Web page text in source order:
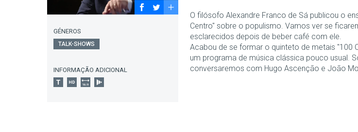
GÉNEROS
TALK-SHOWS
INFORMAÇÃO ADICIONAL
O filósofo Alexandre Franco de Sá publicou o
Centro" sobre o populismo. Vamos ver se
esclarecidos depois de beber café com ele.
Acabou de se formar o quinteto de metais "100
um programa de música clássica pouco usual.
conversaremos com Hugo Ascenção e João